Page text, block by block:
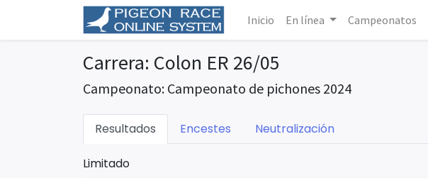
Inicio En línea Campeonatos
Carrera: Colon ER 26/05
Campeonato: Campeonato de pichones 2024
Resultados Encestes Neutralización
Limitado